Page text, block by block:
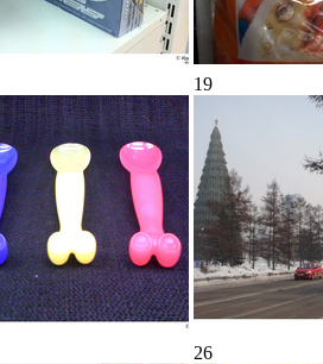
19
26